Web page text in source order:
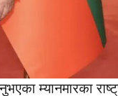
म्यानमारका